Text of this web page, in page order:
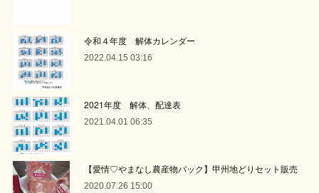
令和４年度 解体カレンダー
2022.04.15 03:16
2021年度 解体、配達表
2021.04.01 06:35
【愛情♡やまなし農産物パック】甲州地どりセット販売
2020.07.26 15:00